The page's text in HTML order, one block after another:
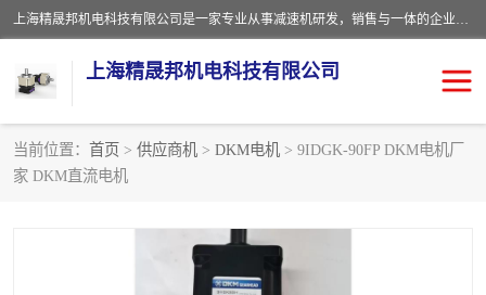
上海精晟邦机电科技有限公司是一家专业从事减速机研发，销售与一体的企业。公司拥有资深技术人员和技术团队服务人才，致力于为广大客户提供专业，细致的产品服务。主营产品有：中型减速电机，微型调速电机，精密行星减速机，蜗轮蜗杆减速机，RFKS四大系列减速机，SKM双曲面齿轮减速机，齿轮减速电机，行星减速机，防爆电机，变频器等系列；产品广泛用于汽车，船舶，能源，环保，包装，物流等领域，欢迎咨询。
上海精晟邦机电科技有限公司
当前位置： 首页 > 供应商机 > DKM电机 > 9IDGK-90FP DKM电机厂
家 DKM直流电机
减速电机
JSCC精研电机